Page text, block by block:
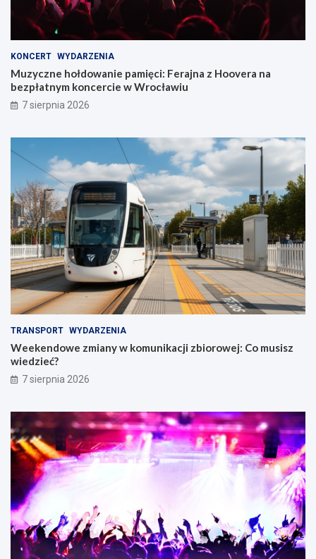
KONCERT WYDARZENIA
Muzyczne hołdowanie pamięci: Ferajna z Hoovera na
bezpłatnym koncercie w Wrocławiu
7 sierpnia 2026
TRANSPORT WYDARZENIA
Weekendowe zmiany w komunikacji zbiorowej: Co musisz
wiedzieć?
7 sierpnia 2026